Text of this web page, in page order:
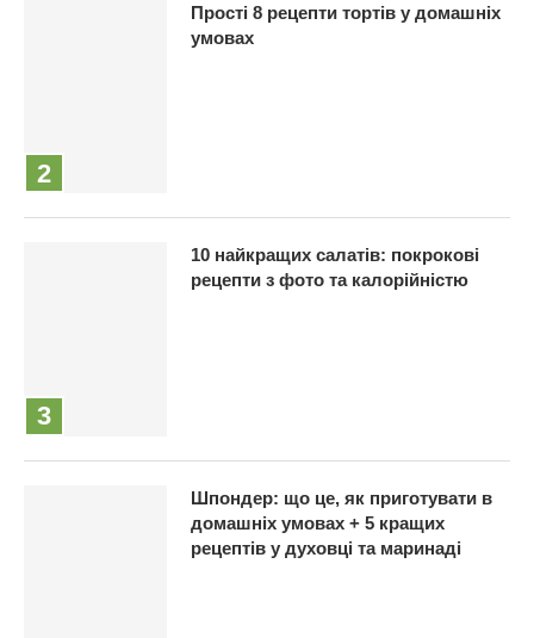
Прості 8 рецепти тортів у домашніх
умовах
10 найкращих салатів: покрокові
рецепти з фото та калорійністю
Шпондер: що це, як приготувати в
домашніх умовах + 5 кращих
рецептів у духовці та маринаді